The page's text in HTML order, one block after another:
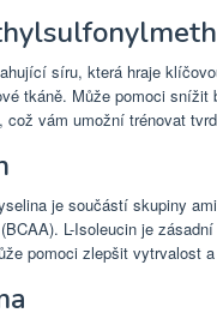
síru, která hraje
tkáně. Může pomoci snížit
což vám umožní trénovat
je součástí skupiny
L-Isoleucin je
pomoci zlepšit vytrvalost a